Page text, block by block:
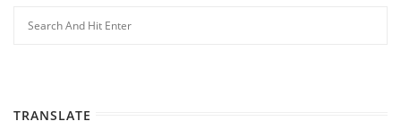
TRANSLATE